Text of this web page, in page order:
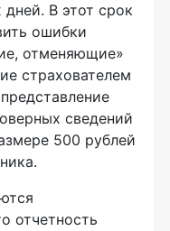
В этот срок
ошибки
отменяющие»
страхователем
сведений
500 рублей
отчетность